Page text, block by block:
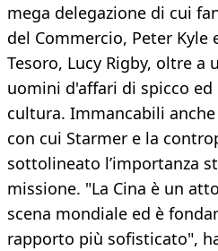
mega delegazione di cui
del Commercio, Peter Kyle
Tesoro, Lucy Rigby, oltre a
uomini d'affari di spicco
cultura. Immancabili
con cui Starmer e la
sottolineato l’importanza
missione. "La Cina è un
scena mondiale ed è
rapporto più sofisticato",